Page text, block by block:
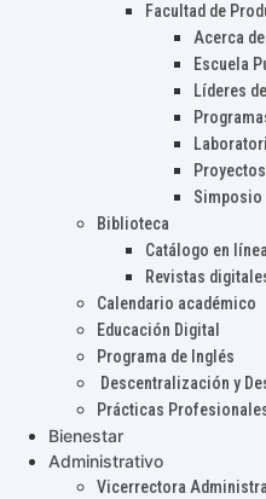
Facultad de
Acerca
Escuela
Líderes
Simposio
Biblioteca
Catálogo en línea
Revistas
Calendario académico
Educación Digital
Programa de Inglés
Descentralización y
Prácticas
Bienestar
Administrativo
Vicerrectora